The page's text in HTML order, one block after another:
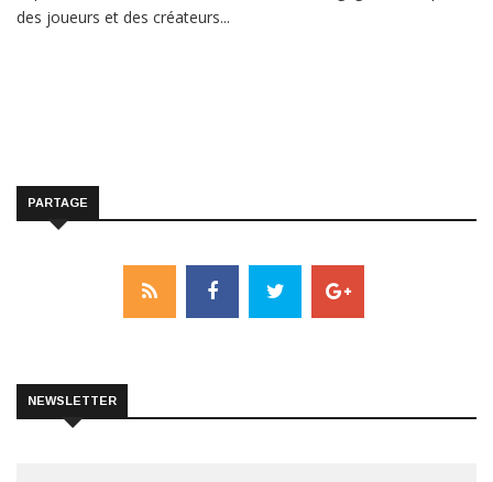
des joueurs et des créateurs...
PARTAGE
NEWSLETTER